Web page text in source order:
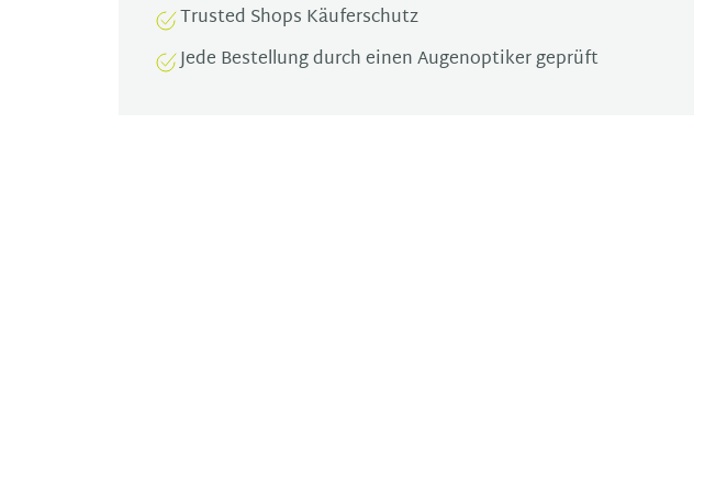
Trusted Shops Käuferschutz
Jede Bestellung durch einen Augenoptiker geprüft